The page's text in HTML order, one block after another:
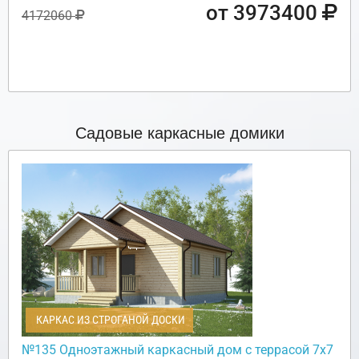
4172060 от 3973400
Садовые каркасные домики
КАРКАС ИЗ СТРОГАНОЙ ДОСКИ
№135 Одноэтажный каркасный дом с террасой 7х7